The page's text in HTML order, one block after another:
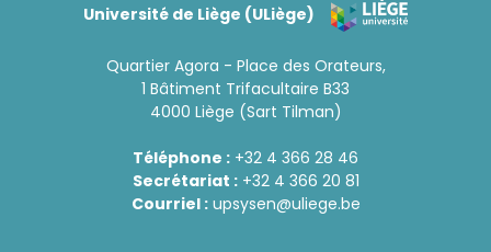
Université de Liège (ULiège)
Quartier Agora - Place des Orateurs,
1 Bâtiment Trifacultaire B33
4000 Liège (Sart Tilman)
Téléphone : +32 4 366 28 46
Secrétariat :+32 4 366 20 81
Courriel :upsysen@uliege.be